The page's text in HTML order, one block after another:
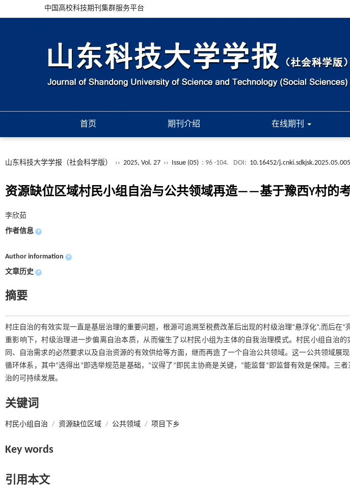
中国高校科技期刊集群服务平台
首页 期刊介绍 在线期刊
山东科技大学学报（社会科学版） ›› 2025, Vol. 27 ›› Issue (05) : 96 -104. DOI: 10.16452/j.cnki.sdkjsk.2025.05.005
资源缺位区域村民小组自治与公共领域再造——基于豫西Y村的
李欣茹
作者信息 +
Author information +
文章历史 +
摘要
村庄自治的有效实现一直是基层治理的重要问题，根源可追溯至税费改革后出现的村级治理“悬浮化”,而后在“
重影响下，村级治理进一步偏离自治本质，从而催生了以村民小组为主体的自我治理模式。村民小组自治
同、自治需求的必然要求以及自治资源的有效供给等方面，继而再造了一个自治公共领域。这一公共领域展
循环体系，其中“选得出”即选举规范是基础，“议得了”即民主协商是关键，“能监督”即监督有效是保障。三
治的可持续发展。
关键词
村民小组自治 / 资源缺位区域 / 公共领域 / 项目下乡
Key words
引用本文